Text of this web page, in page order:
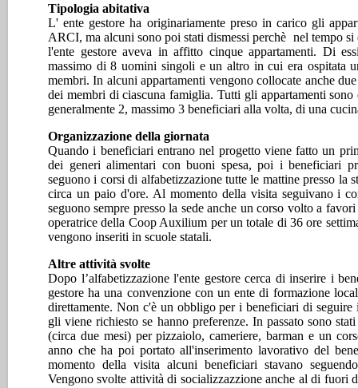
Tipologia abitativa
L' ente gestore ha originariamente preso in carico gli
ARCI, ma alcuni sono poi stati dismessi perchè nel tempo
l'ente gestore aveva in affitto cinque appartamenti. Di
massimo di 8 uomini singoli e un altro in cui era ospitata
membri. In alcuni appartamenti vengono collocate anche
dei membri di ciascuna famiglia. Tutti gli appartamenti
generalmente 2, massimo 3 beneficiari alla volta, di una
Organizzazione della giornata
Quando i beneficiari entrano nel progetto viene fatto un
dei generi alimentari con buoni spesa, poi i beneficiari
seguono i corsi di alfabetizzazione tutte le mattine presso la
circa un paio d'ore. Al momento della visita seguivano i
seguono sempre presso la sede anche un corso volto a
operatrice della Coop Auxilium per un totale di 36 ore
vengono inseriti in scuole statali.
Altre attività svolte
Dopo l’alfabetizzazione l'ente gestore cerca di inserire i
gestore ha una convenzione con un ente di formazione
direttamente. Non c'è un obbligo per i beneficiari di
gli viene richiesto se hanno preferenze. In passato sono
(circa due mesi) per pizzaiolo, cameriere, barman e un
anno che ha poi portato all'inserimento lavorativo del
momento della visita alcuni beneficiari stavano
Vengono svolte attività di socializzazzione anche al di fuori